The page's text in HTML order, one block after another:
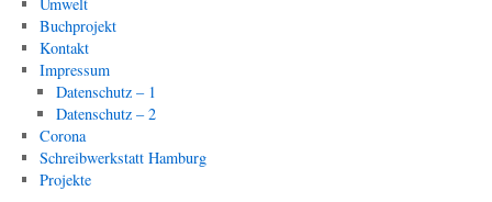
Buchprojekt
Kontakt
Impressum
Datenschutz – 1
Datenschutz – 2
Corona
Schreibwerkstatt Hamburg
Projekte